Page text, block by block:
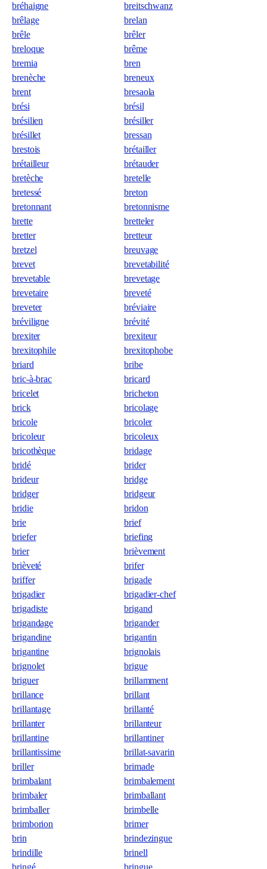
bréhaigne
breitschwanz
brêlage
brelan
brêle
brêler
breloque
brême
bremia
bren
brenèche
breneux
brent
bresaola
brési
brésil
brésilien
brésiller
brésillet
bressan
brestois
brétailler
brétailleur
brétauder
bretèche
bretelle
bretessé
breton
bretonnant
bretonnisme
brette
bretteler
bretter
bretteur
bretzel
breuvage
brevet
brevetabilité
brevetable
brevetage
brevetaire
breveté
breveter
bréviaire
bréviligne
brévité
brexiter
brexiteur
brexitophile
brexitophobe
briard
bribe
bric-à-brac
bricard
bricelet
bricheton
brick
bricolage
bricole
bricoler
bricoleur
bricoleux
bricothèque
bridage
bridé
brider
brideur
bridge
bridger
bridgeur
bridie
bridon
brie
brief
briefer
briefing
brier
brièvement
brièveté
brifer
briffer
brigade
brigadier
brigadier-chef
brigadiste
brigand
brigandage
brigander
brigandine
brigantin
brigantine
brignolais
brignolet
brigue
briguer
brillamment
brillance
brillant
brillantage
brillanté
brillanter
brillanteur
brillantine
brillantiner
brillantissime
brillat-savarin
briller
brimade
brimbalant
brimbalement
brimbaler
brimballant
brimballer
brimbelle
brimborion
brimer
brin
brindezingue
brindille
brinell
bringé
bringue